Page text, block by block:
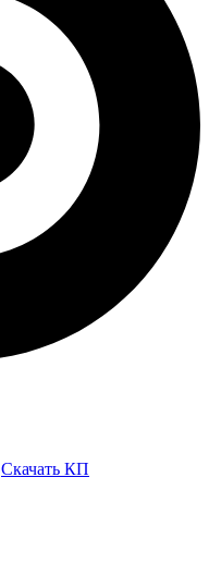
Скачать КП